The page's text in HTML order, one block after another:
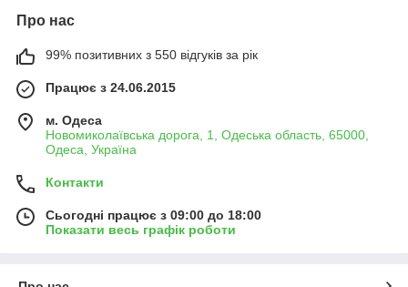
Про нас
99% позитивних з 550 відгуків за рік
Працює з 24.06.2015
м. Одеса
Новомиколаївська дорога, 1, Одеська область, 65000,
Одеса, Україна
Контакти
Сьогодні працює з 09:00 до 18:00
Показати весь графік роботи